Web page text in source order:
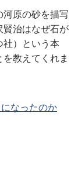
原の砂を描写
賢治はなぜ石が
社）という本
教えてくれま
なったのか